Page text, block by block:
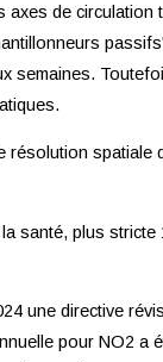
de
semaines.
résolution
santé, plus
une directive
pour NO2